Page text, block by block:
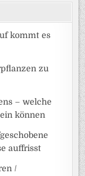
kommt es
zu
– welche
können
auffrisst
/